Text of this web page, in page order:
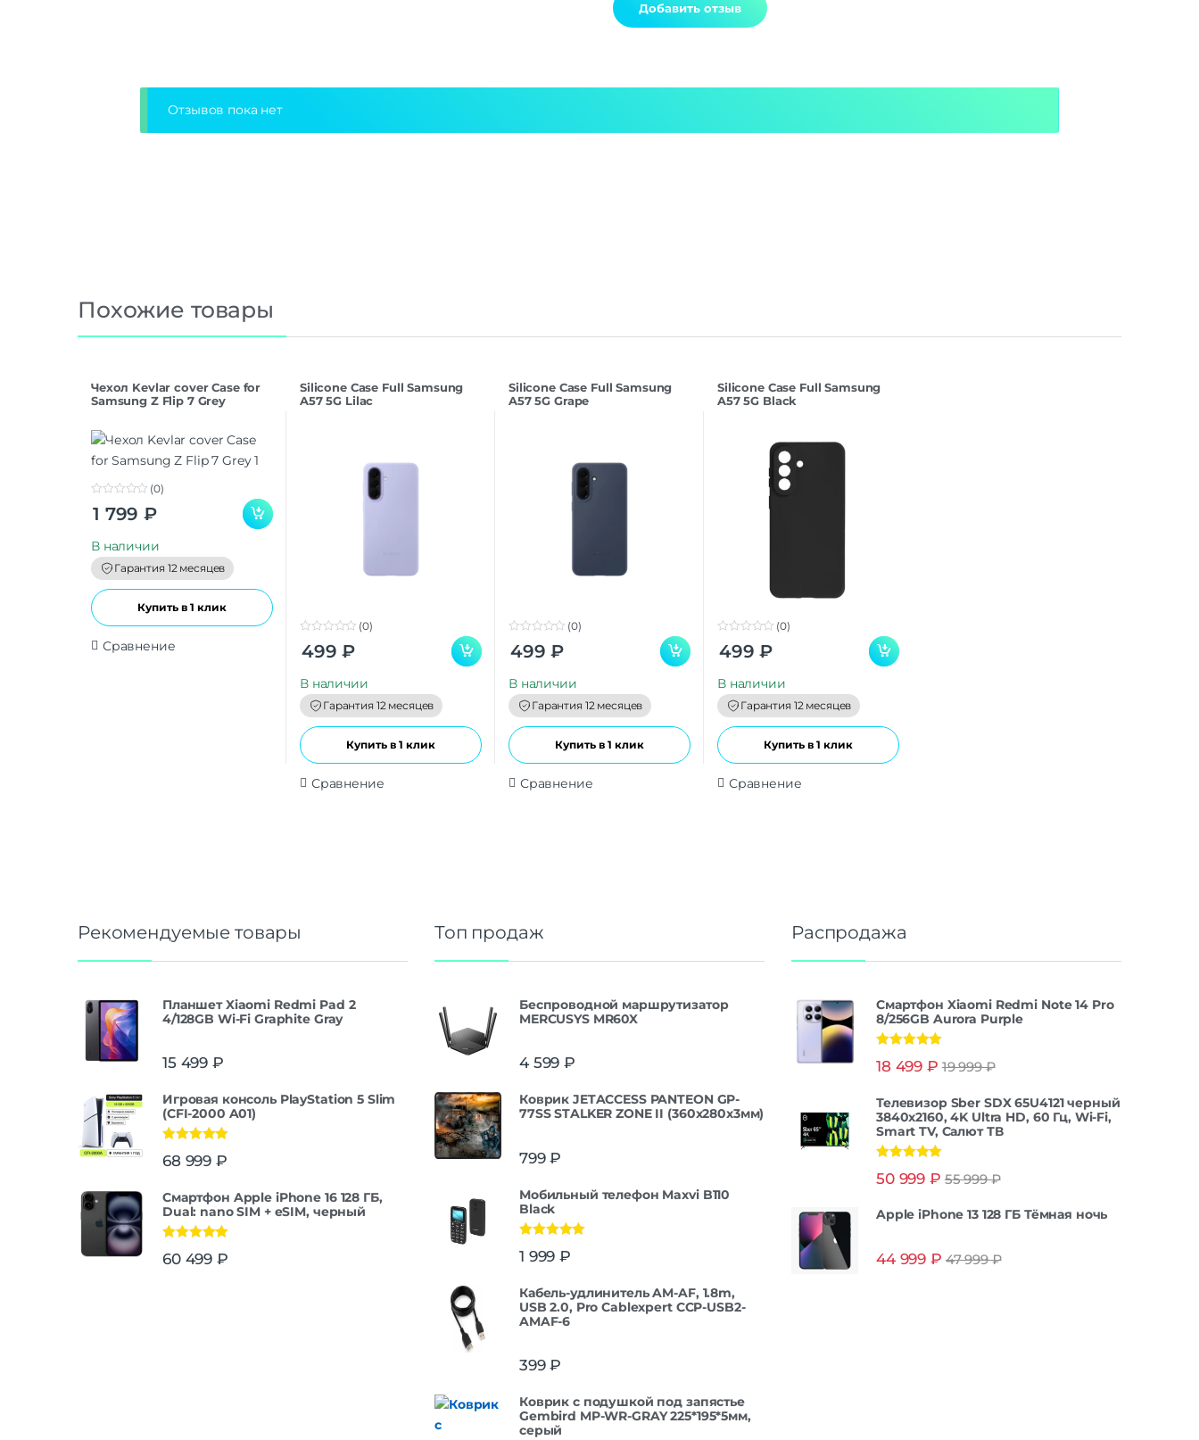
Отзывов пока нет
Похожие товары
Чехол Kevlar cover Case for
Samsung Z Flip 7 Grey
o
(0)
1 799 ₽
В наличии
Гарантия 12 месяцев
Купить в 1 клик
Сравнение
Silicone Case Full Samsung
A57 5G Lilac
o
o
(0)
499 ₽
В наличии
Гарантия 12 месяцев
Купить в 1 клик
Сравнение
Silicone Case Full Samsung
A57 5G Grape
o
o
(0)
499 ₽
В наличии
Гарантия 12 месяцев
Купить в 1 клик
Сравнение
Silicone Case Full Samsung
A57 5G Black
o
o
(0)
499 ₽
В наличии
Гарантия 12 месяцев
Купить в 1 клик
Сравнение
Рекомендуемые товары
Планшет Xiaomi Redmi Pad 2
4/128GB Wi-Fi Graphite Gray
15 499 ₽
Игровая консоль PlayStation 5 Slim
(CFI-2000 A01)
из 5
68 999 ₽
Смартфон Apple iPhone 16 128 ГБ,
Dual: nano SIM + eSIM, черный
из 5
60 499 ₽
Топ продаж
Беспроводной маршрутизатор
MERCUSYS MR60X
4 599 ₽
Коврик JETACCESS PANTEON GP-
77SS STALKER ZONE II (360x280x3мм)
799₽
Мобильный телефон Maxvi B110
Black
из 5
1 999 ₽
Кабель-удлинитель AM-AF, 1.8m,
USB 2.0, Pro Cablexpert CCP-USB2-
AMAF-6
399₽
Коврик с подушкой под запястье
Gembird MP-WR-GRAY 225*195*5мм,
серый
Распродажа
Смартфон Xiaomi Redmi Note 14 Pro
8/256GB Aurora Purple
из 5
18 499 ₽ 19 999₽
Телевизор Sber SDX 65U4121 черный
3840x2160, 4K Ultra HD, 60 Гц, Wi-Fi,
Smart TV, Салют ТВ
из 5
50 999 ₽ 55 999₽
Apple iPhone 13 128 ГБ Тёмная ночь
44 999 ₽ 47 999₽